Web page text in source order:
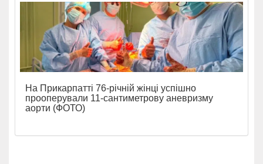
На Прикарпатті 76-річній жінці успішно
прооперували 11-сантиметрову аневризму
аорти (ФОТО)